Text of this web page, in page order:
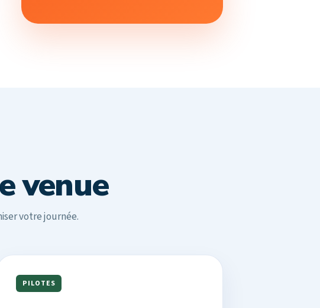
venue
votre journée.
PILOTES